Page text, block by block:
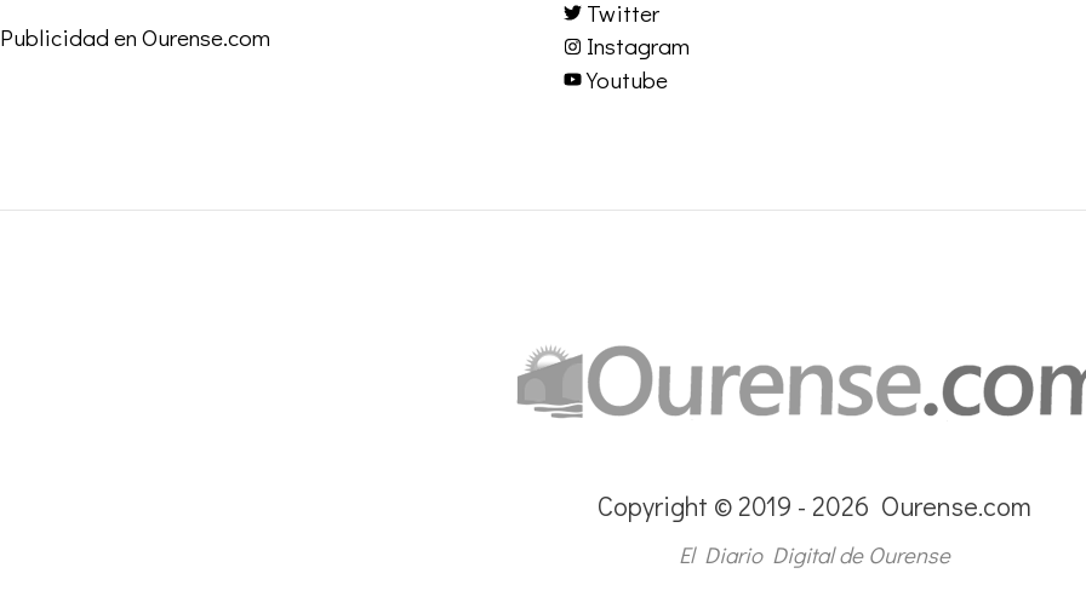
Publicidad en Ourense.com
Twitter
Instagram
Youtube
Copyright © 2019 - 2026 Ourense.com
El Diario Digital de Ourense